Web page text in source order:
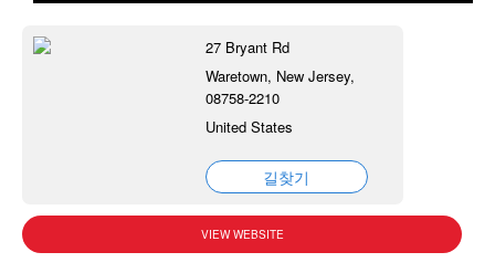
27 Bryant Rd
Waretown, New Jersey,
08758-2210
United States
길찾기
VIEW WEBSITE